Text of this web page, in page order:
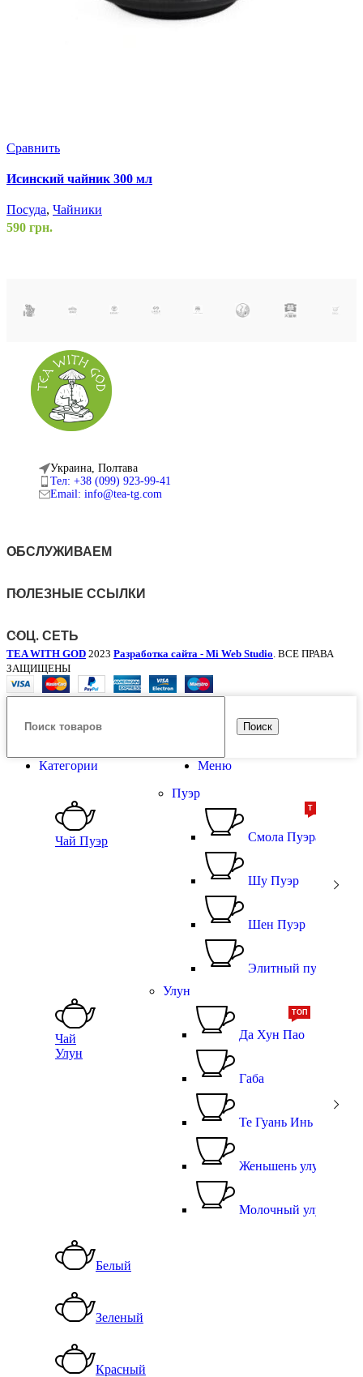
Сравнить
Исинский чайник 300 мл
Посуда, Чайники
590 грн.
Украина, Полтава
Тел: +38 (099) 923-99-41
Email: info@tea-tg.com
ОБСЛУЖИВАЕМ
ПОЛЕЗНЫЕ ССЫЛКИ
СОЦ. СЕТЬ
TEA WITH GOD 2023 Разработка сайта - Mi Web Studio . ВСЕ ПРАВА
ЗАЩИЩЕНЫ
Поиск
Меню
Категории
Чай Пуэр
Пуэр
Смола Пуэра
ТОП
Шу Пуэр
Шен Пуэр
Элитный пуэр
Чай
Улун
Улун
Да Хун Пао
ТОП
Габа
Те Гуань Инь
Женьшень улун
Молочный улун
Белый
Зеленый
Красный